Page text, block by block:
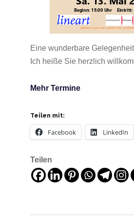
Eine wunderbare
Ich heiße Sie herzlich
Mehr Termine
Teilen mit:
Facebook LinkedIn
Teilen